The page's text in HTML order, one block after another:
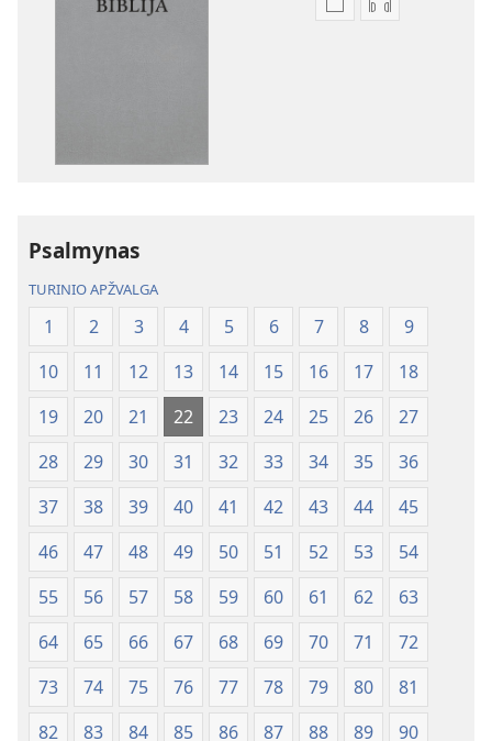
Skaitmeninių
Garso
Psalmynas
TURINIO APŽVALGA
1 2 3 4 5 6 7 8
9
10
11 12 13 14 15 16 17
18
19
20 21 22 23 24 25 26
27
28
29 30 31 32 33 34 35
36
37
38 39 40 41 42 43 44
45
46
47 48 49 50 51 52 53
54
55
56 57 58 59 60 61 62
63
64
65 66 67 68 69 70 71
72
73
74 75 76 77 78 79 80
81
82
83 84 85 86 87 88 89
90